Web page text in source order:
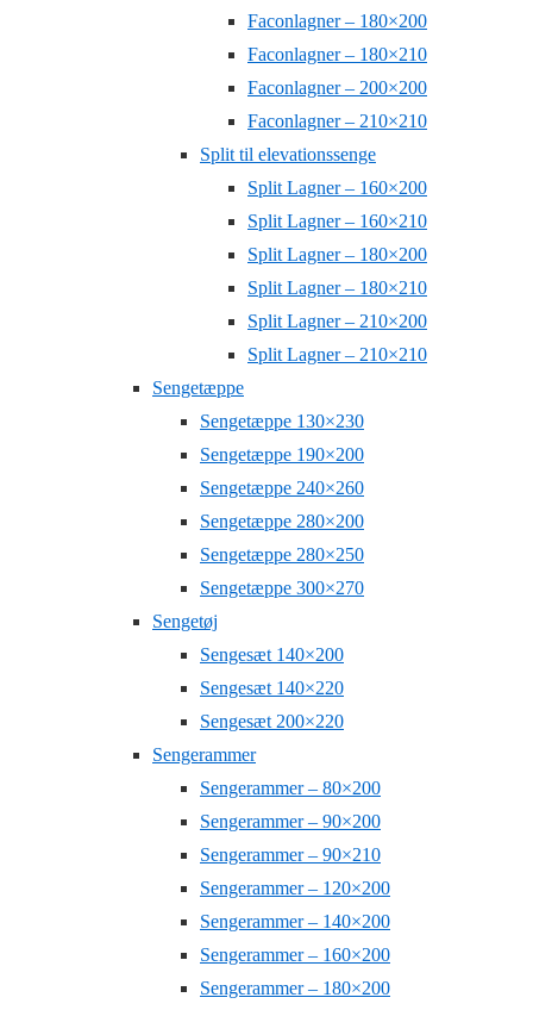
Faconlagner – 180×200
Faconlagner – 180×210
Faconlagner – 200×200
Faconlagner – 210×210
Split til elevationssenge
Split Lagner – 160×200
Split Lagner – 160×210
Split Lagner – 180×200
Split Lagner – 180×210
Split Lagner – 210×200
Split Lagner – 210×210
Sengetæppe
Sengetæppe 130×230
Sengetæppe 190×200
Sengetæppe 240×260
Sengetæppe 280×200
Sengetæppe 280×250
Sengetæppe 300×270
Sengetøj
Sengesæt 140×200
Sengesæt 140×220
Sengesæt 200×220
Sengerammer
Sengerammer – 80×200
Sengerammer – 90×200
Sengerammer – 90×210
Sengerammer – 120×200
Sengerammer – 140×200
Sengerammer – 160×200
Sengerammer – 180×200